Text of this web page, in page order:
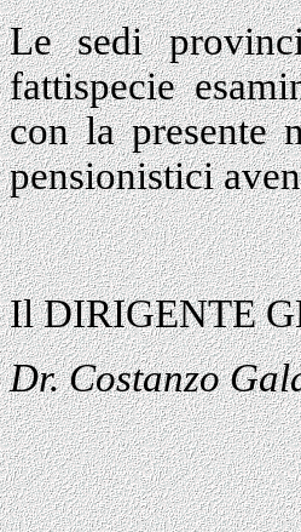
Le sedi
fattispecie
con la presente
pensionistici
Il DIRIGENTE
Dr. Costanzo